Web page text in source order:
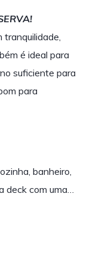
tranquilidade,
é ideal para
suficiente para
para
banheiro,
deck com uma…